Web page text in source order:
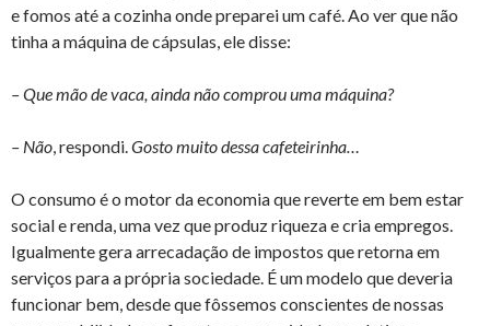
e fomos até a cozinha onde preparei um café. Ao ver que não
tinha a máquina de cápsulas, ele disse:
– Que mão de vaca, ainda não comprou uma máquina?
– Não , respondi. Gosto muito dessa cafeteirinha…
O consumo é o motor da economia que reverte em bem estar
social e renda, uma vez que produz riqueza e cria empregos.
Igualmente gera arrecadação de impostos que retorna em
serviços para a própria sociedade. É um modelo que deveria
funcionar bem, desde que fôssemos conscientes de nossas